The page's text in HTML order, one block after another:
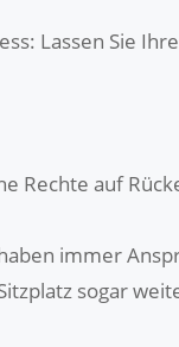
Lassen Sie
Rechte auf
immer
sogar